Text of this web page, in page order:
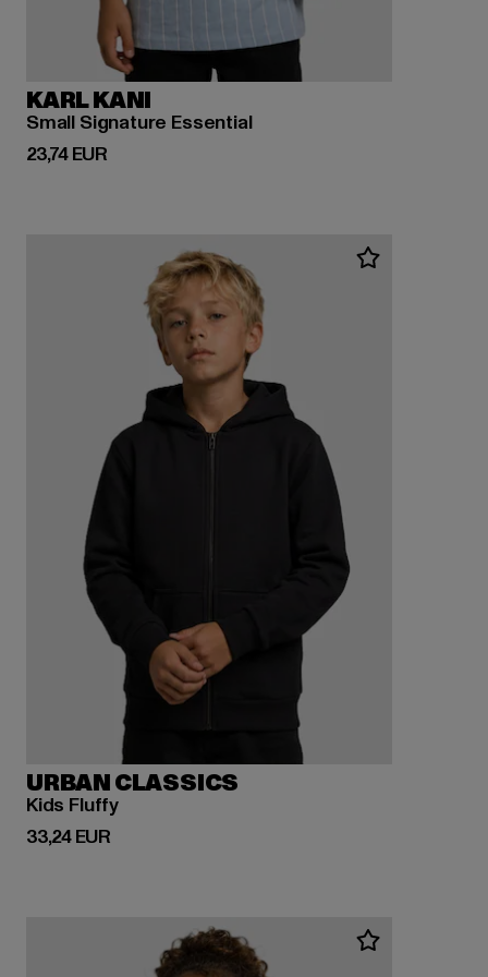
KARL KANI
Small Signature Essential
23,74 EUR
Derzeitiger Preis: 23,74 EUR
URBAN CLASSICS
Kids Fluffy
33,24 EUR
Derzeitiger Preis: 33,24 EUR